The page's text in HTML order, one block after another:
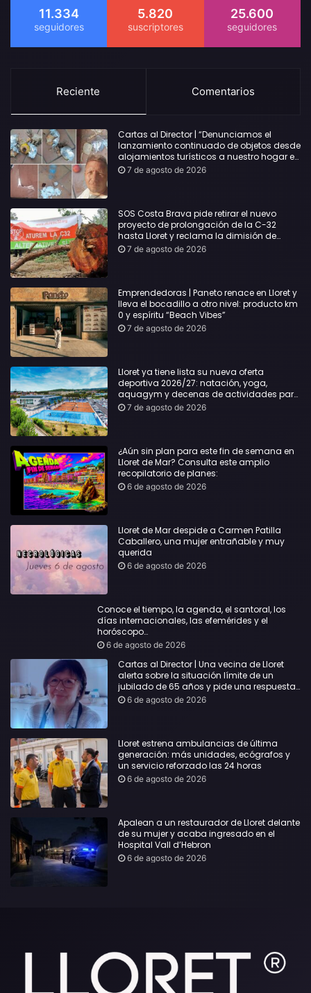
11.334 5.820 25.600
Reciente Comentarios
Cartas al Director | “Denunciamos el
lanzamiento continuado de objetos desde
alojamientos turísticos a nuestro hogar en
Lloret: Podría haber causado una
7 de agosto de 2026
SOS Costa Brava pide retirar el nuevo
proyecto de prolongación de la C-32
hasta Lloret y reclama la dimisión de
Sílvia Paneque
7 de agosto de 2026
Emprendedoras | Paneto renace en Lloret y
lleva el bocadillo a otro nivel: producto km
0 y espíritu “Beach Vibes”
7 de agosto de 2026
Lloret ya tiene lista su nueva oferta
deportiva 2026/27: natación, yoga,
aquagym y decenas de actividades para
todas las edades
7 de agosto de 2026
¿Aún sin plan para este fin de semana en
Lloret de Mar? Consulta este amplio
recopilatorio de planes:
6 de agosto de 2026
Lloret de Mar despide a Carmen Patilla
Caballero, una mujer entrañable y muy
querida
6 de agosto de 2026
Conoce el tiempo, la agenda, el santoral, los
días internacionales, las efemérides y el
horóscopo…
6 de agosto de 2026
Cartas al Director | Una vecina de Lloret
alerta sobre la situación límite de un
jubilado de 65 años y pide una respuesta
urgente
6 de agosto de 2026
Lloret estrena ambulancias de última
generación: más unidades, ecógrafos y
un servicio reforzado las 24 horas
6 de agosto de 2026
Apalean a un restaurador de Lloret delante
de su mujer y acaba ingresado en el
Hospital Vall d’Hebron
6 de agosto de 2026